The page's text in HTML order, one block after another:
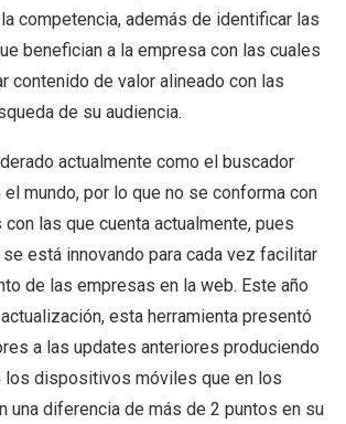
competencia, además de identificar las
benefician a la empresa con las cuales
contenido de valor alineado con las
de su audiencia.
actualmente como el buscador
mundo, por lo que no se conforma con
las que cuenta actualmente, pues
está innovando para cada vez facilitar
de las empresas en la web. Este año
esta herramienta presentó
a las updates anteriores produciendo
los dispositivos móviles que en los
una diferencia de más de 2 puntos en su